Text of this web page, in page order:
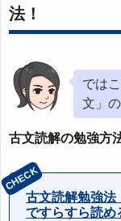
法！
では
文」
古文読解の勉強方
古文読解勉強法
ですらすら読め